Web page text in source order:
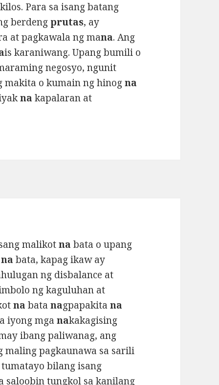
Para sa isang batang
berdeng prutas, ay
at pagkawala ng mana. Ang
is karaniwang. Upang bumili o
negosyo, ngunit
makita o kumain ng hinogna
na kapalaran at
malikotna bata o upang
na bata, kapag ikaw ay
ng disbalance at
ng kaguluhan at
na batanagpapakitana
iyong mganakakagising
ibang paliwanag, ang
maling pagkaunawa sa sarili
bilang isang
saloobin tungkol sa kanilang